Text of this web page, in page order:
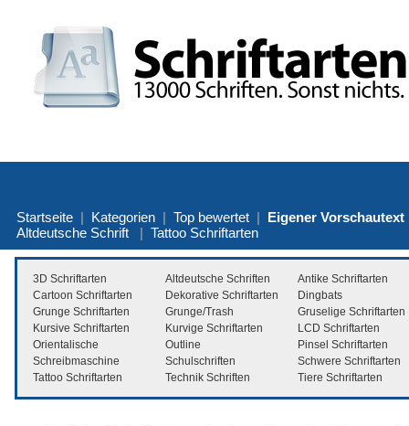
Startseite | Kategorien | Top bewertet | Eigener Vorschautext
Altdeutsche Schrift | Tattoo Schriftarten
3D Schriftarten Altdeutsche Schriften
Antike Schriftarten
Cartoon Schriftarten
Dekorative Schriftarten
Dingbats
Grunge Schriftarten
Grunge/Trash
Gruselige Schriftarten
Kursive Schriftarten
Kurvige Schriftarten
LCD Schriftarten
Orientalische
Outline
Pinsel Schriftarten
Schreibmaschine
Schulschriften
Schwere Schriftarten
Tattoo Schriftarten
Technik Schriften Tiere Schriftarten